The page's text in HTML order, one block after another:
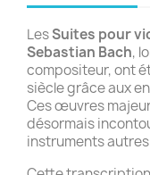
LesSuites pour
Sebastian Bach,
compositeur, ont
siècle grâce aux
Ces œuvres
désormais
instruments